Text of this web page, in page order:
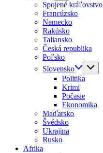
Spojené kráľovstvo
Francúzsko
Nemecko
Rakúsko
Taliansko
Česká republika
Poľsko
Slovensko
Politika
Krimi
Počasie
Ekonomika
Maďarsko
Švédsko
Ukrajina
Rusko
Afrika